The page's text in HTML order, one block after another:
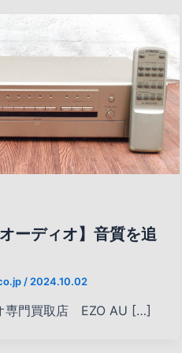
ーディオ】音質を追
/ 2024.10.02
専門買取店 EZO AU […]